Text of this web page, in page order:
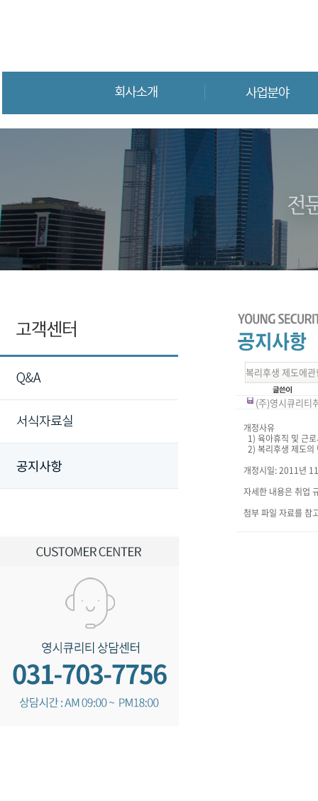
복리후생 제도에
(주)영시큐리티
개정사유
1) 육아휴직 및 근
2) 복리후생 제도의
개정시일: 2011년
자세한 내용은 취업
첨부 파일 자료를 참